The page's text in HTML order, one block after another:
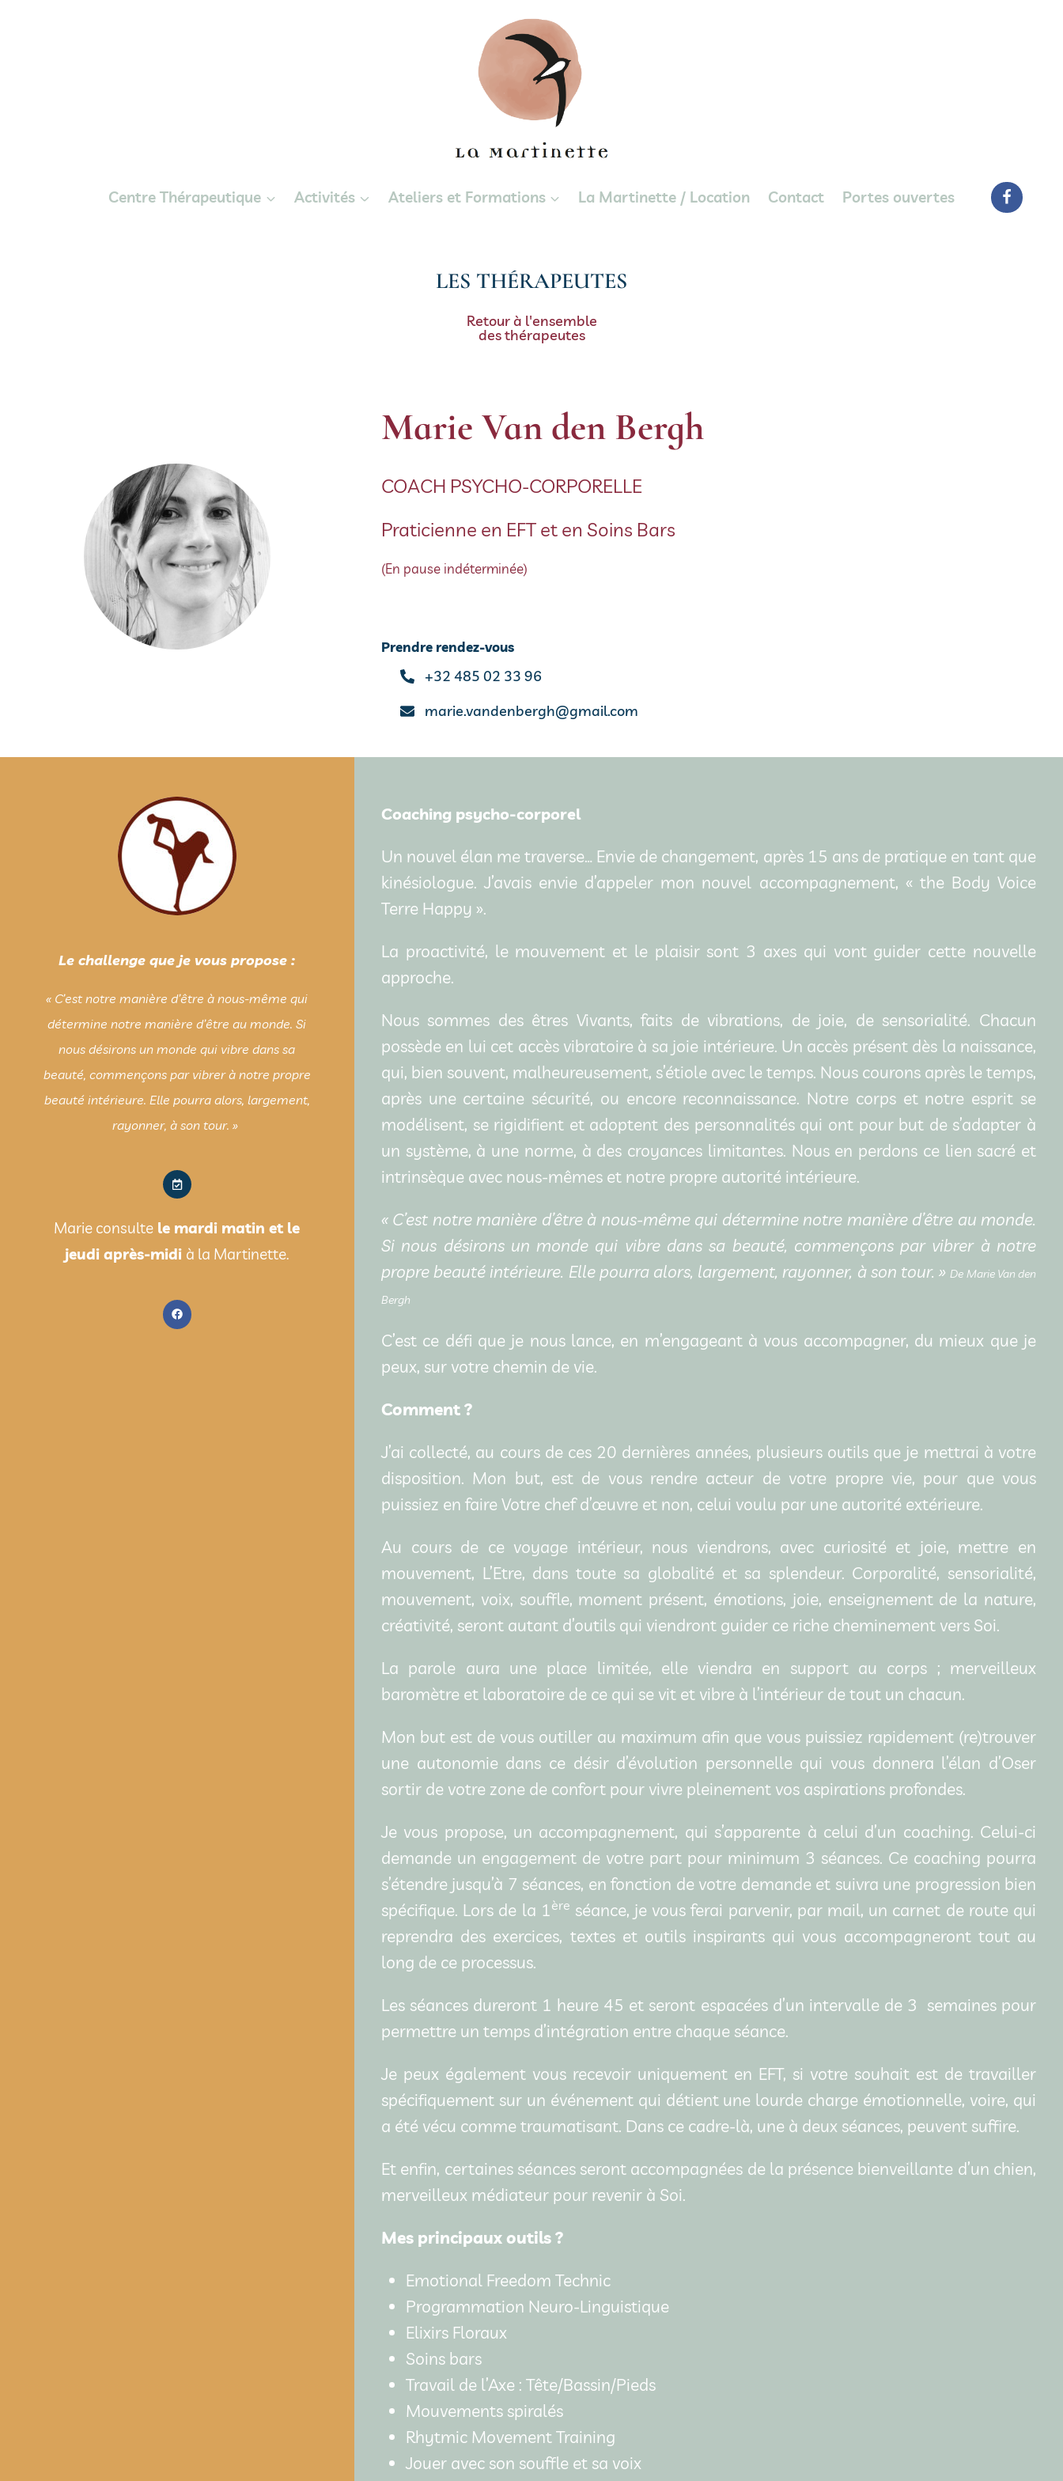
Centre Thérapeutique Activités Ateliers et Formations La Martinette / Location Contact Portes ouvertes
LES THÉRAPEUTES
Retour à l'ensemble
des thérapeutes
Marie Van den Bergh
COACH PSYCHO-CORPORELLE
Praticienne en EFT et en Soins Bars
(En pause indéterminée)
Prendre rendez-vous
+32 485 02 33 96
marie.vandenbergh@gmail.com
Le challenge que je vous propose :
« C’est notre manière d’être à nous-même qui
détermine notre manière d’être au monde. Si
nous désirons un monde qui vibre dans sa
beauté, commençons par vibrer à notre propre
beauté intérieure. Elle pourra alors, largement,
rayonner, à son tour. »
Marie consulte le mardi matin et le
jeudi après-midi à la Martinette.
Coaching psycho-corporel
Un nouvel élan me traverse… Envie de changement, après 15 ans de pratique en tant que
kinésiologue. J’avais envie d’appeler mon nouvel accompagnement, « the Body Voice
Terre Happy ».
La proactivité, le mouvement et le plaisir sont 3 axes qui vont guider cette nouvelle
approche.
Nous sommes des êtres Vivants, faits de vibrations, de joie, de sensorialité. Chacun
possède en lui cet accès vibratoire à sa joie intérieure. Un accès présent dès la naissance,
qui, bien souvent, malheureusement, s’étiole avec le temps. Nous courons après le temps,
après une certaine sécurité, ou encore reconnaissance. Notre corps et notre esprit se
modélisent, se rigidifient et adoptent des personnalités qui ont pour but de s’adapter à
un système, à une norme, à des croyances limitantes. Nous en perdons ce lien sacré et
intrinsèque avec nous-mêmes et notre propre autorité intérieure.
« C’est notre manière d’être à nous-même qui détermine notre manière d’être au monde.
Si nous désirons un monde qui vibre dans sa beauté, commençons par vibrer à notre
propre beauté intérieure. Elle pourra alors, largement, rayonner, à son tour. » De Marie Van den
Bergh
C’est ce défi que je nous lance, en m’engageant à vous accompagner, du mieux que je
peux, sur votre chemin de vie.
Comment ?
J’ai collecté, au cours de ces 20 dernières années, plusieurs outils que je mettrai à votre
disposition. Mon but, est de vous rendre acteur de votre propre vie, pour que vous
puissiez en faire Votre chef d’œuvre et non, celui voulu par une autorité extérieure.
Au cours de ce voyage intérieur, nous viendrons, avec curiosité et joie, mettre en
mouvement, L’Etre, dans toute sa globalité et sa splendeur. Corporalité, sensorialité,
mouvement, voix, souffle, moment présent, émotions, joie, enseignement de la nature,
créativité, seront autant d’outils qui viendront guider ce riche cheminement vers Soi.
La parole aura une place limitée, elle viendra en support au corps ; merveilleux
baromètre et laboratoire de ce qui se vit et vibre à l’intérieur de tout un chacun.
Mon but est de vous outiller au maximum afin que vous puissiez rapidement (re)trouver
une autonomie dans ce désir d’évolution personnelle qui vous donnera l’élan d’Oser
sortir de votre zone de confort pour vivre pleinement vos aspirations profondes.
Je vous propose, un accompagnement, qui s’apparente à celui d’un coaching. Celui-ci
demande un engagement de votre part pour minimum 3 séances. Ce coaching pourra
s’étendre jusqu’à 7 séances, en fonction de votre demande et suivra une progression bien
spécifique. Lors de la 1ère séance, je vous ferai parvenir, par mail, un carnet de route qui
reprendra des exercices, textes et outils inspirants qui vous accompagneront tout au
long de ce processus.
Les séances dureront 1 heure 45 et seront espacées d’un intervalle de 3 semaines pour
permettre un temps d’intégration entre chaque séance.
Je peux également vous recevoir uniquement en EFT, si votre souhait est de travailler
spécifiquement sur un événement qui détient une lourde charge émotionnelle, voire, qui
a été vécu comme traumatisant. Dans ce cadre-là, une à deux séances, peuvent suffire.
Et enfin, certaines séances seront accompagnées de la présence bienveillante d’un chien,
merveilleux médiateur pour revenir à Soi.
Mes principaux outils ?
Emotional Freedom Technic
Programmation Neuro-Linguistique
Elixirs Floraux
Soins bars
Travail de l’Axe : Tête/Bassin/Pieds
Mouvements spiralés
Rhytmic Movement Training
Jouer avec son souffle et sa voix